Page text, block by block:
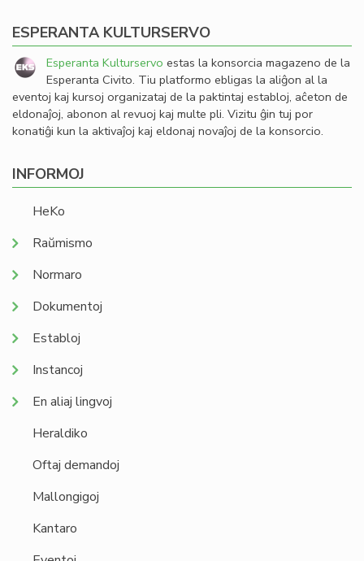
ESPERANTA KULTURSERVO
Esperanta Kulturservo estas la konsorcia magazeno de la
Esperanta Civito. Tiu platformo ebligas la aliĝon al la
eventoj kaj kursoj organizataj de la paktintaj establoj, aĉeton de
eldonaĵoj, abonon al revuoj kaj multe pli. Vizitu ĝin tuj por
konatiĝi kun la aktivaĵoj kaj eldonaj novaĵoj de la konsorcio.
INFORMOJ
HeKo
Raŭmismo
Normaro
Dokumentoj
Establoj
Instancoj
En aliaj lingvoj
Heraldiko
Oftaj demandoj
Mallongigoj
Kantaro